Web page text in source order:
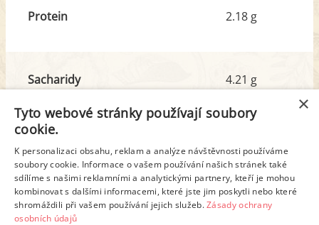
Protein 2.18 g
Sacharidy
z toho cukr
4.21 g
3.87 g
Tuk
z toho nas. mastné kyseliny
9.02 g
5.38 g
Detailní rozpis
×
Tyto webové stránky používají soubory
cookie.
K personalizaci obsahu, reklam a analýze návštěvnosti používáme
soubory cookie. Informace o vašem používání našich stránek také
sdílíme s našimi reklamními a analytickými partnery, kteří je mohou
kombinovat s dalšími informacemi, které jste jim poskytli nebo které
shromáždili při vašem používání jejich služeb.Zásady ochrany
osobních údajů